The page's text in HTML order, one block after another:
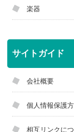
楽器
サイトガイド
会社概要
個人情報保護
相互リンクに